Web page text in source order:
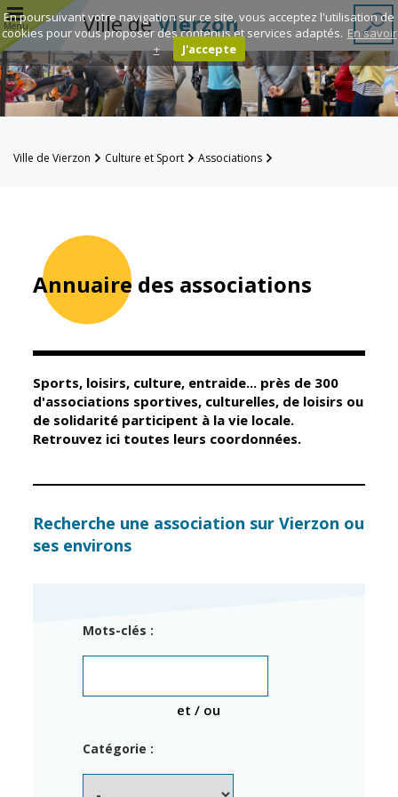
Menu Ville deVierzon
Annuaire des
associations
Espace
Famille
Contacts
Mairie
Élus
Municipal
Services de la
Ville
Cimetières
Titres
État civil
Enfance et
éducation
Guichet unique
enfance
Ville de Vierzon Culture et Sport Associations
Annuaire des associations
Sports, loisirs, culture, entraide... près de 300
d'associations sportives, culturelles, de loisirs ou
de solidarité participent à la vie locale.
Retrouvez ici toutes leurs coordonnées.
Recherche une association sur Vierzon ou
ses environs
Mots-clés :
et / ou
Catégorie :
En poursuivant votre navigation sur ce site, vous acceptez l'utilisation de
cookies pour vous proposer des contenus et services adaptés. En savoir
+
J'accepte